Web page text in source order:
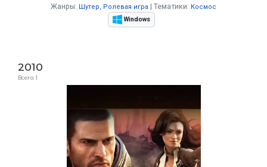
Жанры: Шутер Ролевая игра Тематики: Космос
Windows
2010
Всего: 1